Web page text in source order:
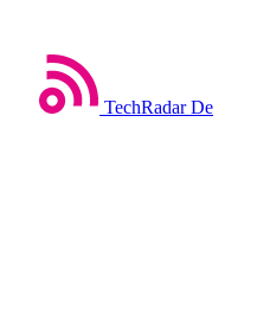
TechRadar De